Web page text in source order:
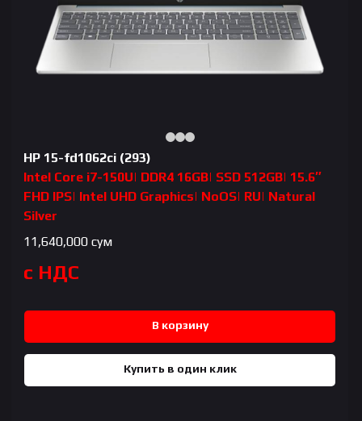
HP 15-fd1062ci (293)
Intel Core i7-150U| DDR4 16GB| SSD 512GB| 15.6″
FHD IPS| Intel UHD Graphics| NoOS| RU| Natural
Silver
11,640,000 сум
с НДС
В корзину
Купить в один клик